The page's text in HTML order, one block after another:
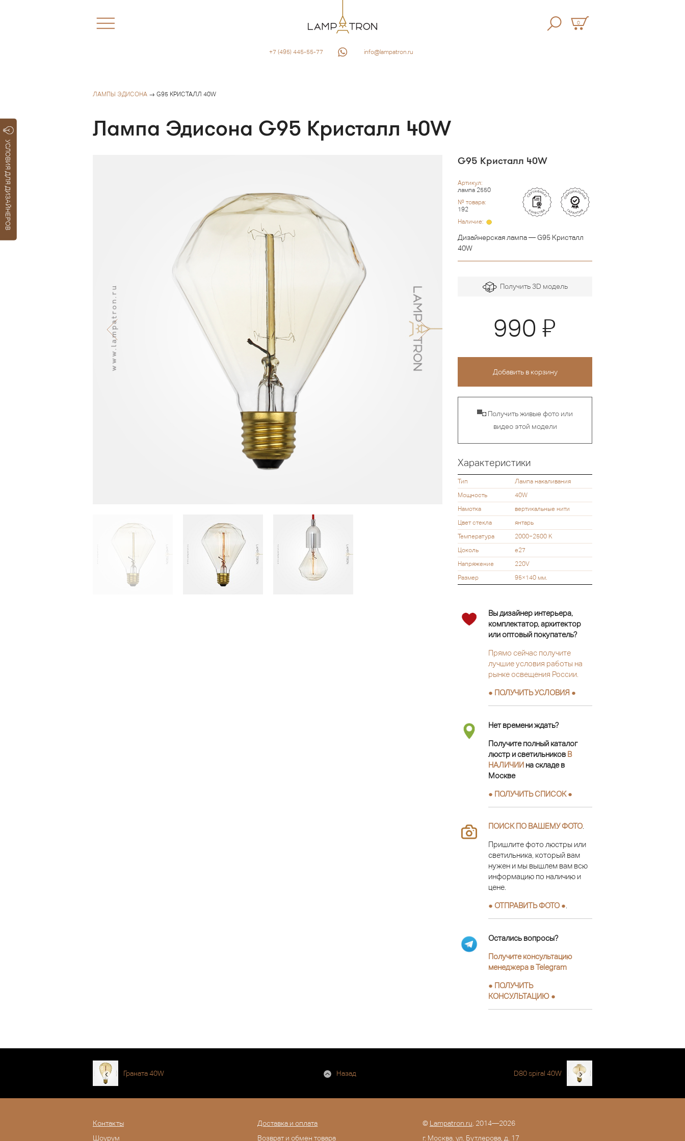
УСЛОВИЯ ДЛЯ ДИЗАЙНЕРОВ
0
+7 (495) 445-55-77 info@lampatron.ru
ЛАМПЫ ЭДИСОНА → G95 КРИСТАЛЛ 40W
Лампа Эдисона G95 Кристалл 40W
G95 Кристалл 40W
Артикул:
лампа 2550
№ товара:
192
Наличие:
Дизайнерская лампа — G95 Кристалл
40W
Получить 3D модель
990 Я
▀◘ Получить живые фото или
видео этой модели
Характеристики
Тип
Лампа накаливания
Мощность
40W
Намотка
вертикальные нити
Цвет стекла
янтарь
Температура
2000−2500 K
Цоколь
e27
Напряжение
220V
Размер
95×140 мм.
Вы дизайнер интерьера,
комплектатор, архитектор
или оптовый покупатель?
Прямо сейчас получите
лучшие условия работы на
рынке освещения России.
● ПОЛУЧИТЬ УСЛОВИЯ ●
Нет времени ждать?
Получите полный каталог
люстр и светильников В
НАЛИЧИИ на складе в
Москве
● ПОЛУЧИТЬ СПИСОК ●
ПОИСК ПО ВАШЕМУ ФОТО
Пришлите фото люстры или
светильника, который вам
нужен и мы вышлем вам всю
информацию по наличию и
цене.
● ОТПРАВИТЬ ФОТО ●
Остались вопросы?
Получите консультацию
менеджера в Telegram
● ПОЛУЧИТЬ
КОНСУЛЬТАЦИЮ ●
Граната 40W Назад D80 spiral 40W
Контакты
Шоурум
Доставка и оплата
Возврат и обмен товара
© Lampatron.ru , 2014—2026
г. Москва. ул. Бутлерова, д. 17